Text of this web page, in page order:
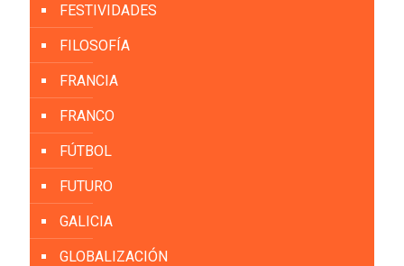
FESTIVIDADES
FILOSOFÍA
FRANCIA
FRANCO
FÚTBOL
FUTURO
GALICIA
GLOBALIZACIÓN